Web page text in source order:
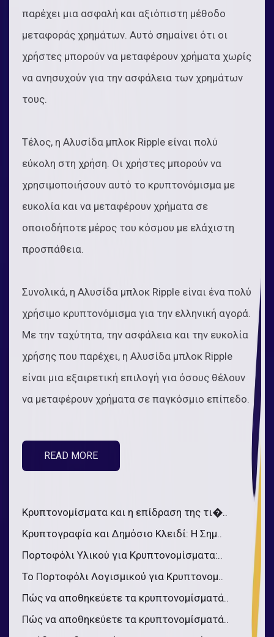
παρέχει μια ασφαλή και αξιόπιστη μέθοδο
μεταφοράς χρημάτων. Αυτό σημαίνει ότι οι
χρήστες μπορούν να μεταφέρουν χρήματα χωρίς
να ανησυχούν για την ασφάλεια των χρημάτων
τους.
Τέλος, η Αλυσίδα μπλοκ Ripple είναι πολύ
εύκολη στη χρήση. Οι χρήστες μπορούν να
χρησιμοποιήσουν αυτό το κρυπτονόμισμα με
ευκολία και να μεταφέρουν χρήματα σε
οποιοδήποτε μέρος του κόσμου με ελάχιστη
προσπάθεια.
Συνολικά, η Αλυσίδα μπλοκ Ripple είναι ένα πολύ
χρήσιμο κρυπτονόμισμα για την ελληνική αγορά.
Με την ταχύτητα, την ασφάλεια και την ευκολία
χρήσης που παρέχει, η Αλυσίδα μπλοκ Ripple
είναι μια εξαιρετική επιλογή για όσους θέλουν
να μεταφέρουν χρήματα σε παγκόσμιο επίπεδο.
READ MORE
Κρυπτονομίσματα και η επίδραση της τι�..
Κρυπτογραφία και Δημόσιο Κλειδί: Η Σημ..
Πορτοφόλι Υλικού για Κρυπτονομίσματα:..
Το Πορτοφόλι Λογισμικού για Κρυπτονομ..
Πώς να αποθηκεύετε τα κρυπτονομίσματά..
Πώς να αποθηκεύετε τα κρυπτονομίσματά..